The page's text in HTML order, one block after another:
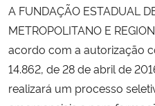
Ministério da Ciência, Tecnologia,
Ministério do Meio Ambiente
Ministério do Turismo
A FUNDAÇÃO ESTADUAL
METROPOLITANO E
acordo com a autorização
14.862, de 28 de abril de
realizará um processo